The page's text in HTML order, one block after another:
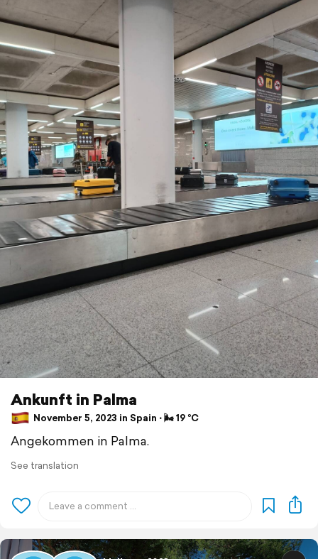
Ankunft in Palma
November 5, 2023 in Spain ⋅ 🌬 19 °C
Angekommen in Palma.
See translation